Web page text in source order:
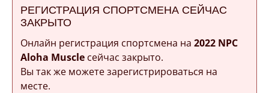
РЕГИСТРАЦИЯ СПОРТСМЕНА СЕЙЧАС
ЗАКРЫТО
Онлайн регистрация спортсмена на 2022 NPC
Aloha Muscleсейчас закрыто.
Вы так же можете зарегистрироваться на
месте.